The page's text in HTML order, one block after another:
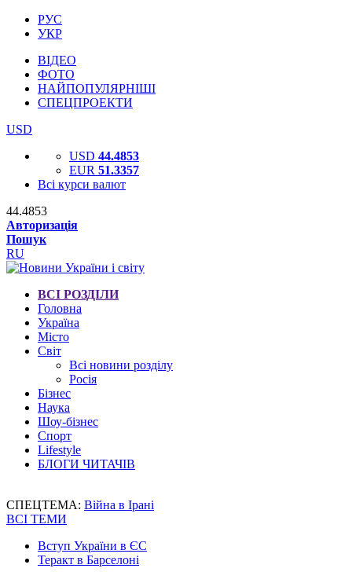
РУС
УКР
ВІДЕО
ФОТО
НАЙПОПУЛЯРНІШІ
СПЕЦПРОЕКТИ
USD
USD 44.4853
EUR 51.3357
Всі курси валют
44.4853
Авторизація
Пошук
RU
ВСІ РОЗДІЛИ
Головна
Україна
Місто
Світ
Всі новини розділу
Росія
Бізнес
Наука
Шоу-бізнес
Спорт
Lifestyle
БЛОГИ ЧИТАЧІВ
СПЕЦТЕМА: Війна в Ірані
ВСІ ТЕМИ
Вступ України в ЄС
Теракт в Барселоні